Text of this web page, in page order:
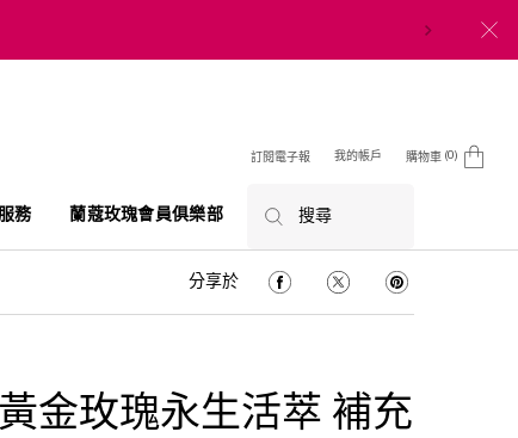
訂閱電子報
我的帳戶 購物車 0
0 product in cart
務 蘭蔻玫瑰會員俱樂部 搜尋
分享於 分享於 Facebook
分享於 Twitter分享於 Pinterest
金玫瑰永生活萃 補充